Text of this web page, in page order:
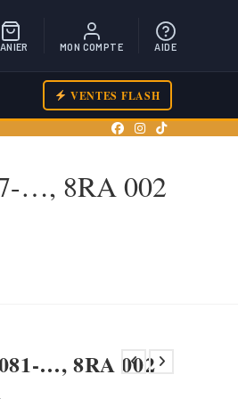
MON COMPTE AIDE
VENTES FLASH
…, 8RA 002
…, 8RA 002